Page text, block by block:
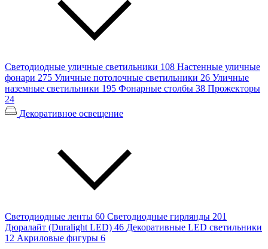
Светодиодные уличные светильники 108 Настенные уличные
фонари 275 Уличные потолочные светильники 26 Уличные
наземные светильники 195 Фонарные столбы 38 Прожекторы
24
Декоративное освещение
Светодиодные ленты 60 Светодиодные гирлянды 201
Дюралайт (Duralight LED) 46 Декоративные LED светильники
12 Акриловые фигуры 6